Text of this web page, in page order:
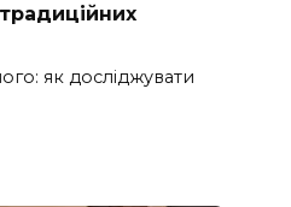
як досліджувати